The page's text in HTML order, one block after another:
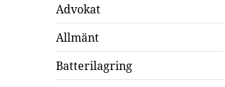
Advokat
Allmänt
Batterilagring